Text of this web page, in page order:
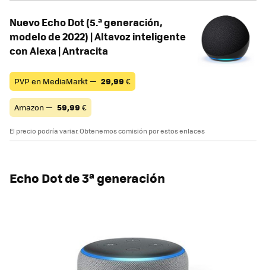
Nuevo Echo Dot (5.ª generación,
modelo de 2022) | Altavoz inteligente
con Alexa | Antracita
PVP en MediaMarkt — 29,99 €
Amazon — 59,99 €
El precio podría variar. Obtenemos comisión por estos enlaces
Echo Dot de 3ª generación